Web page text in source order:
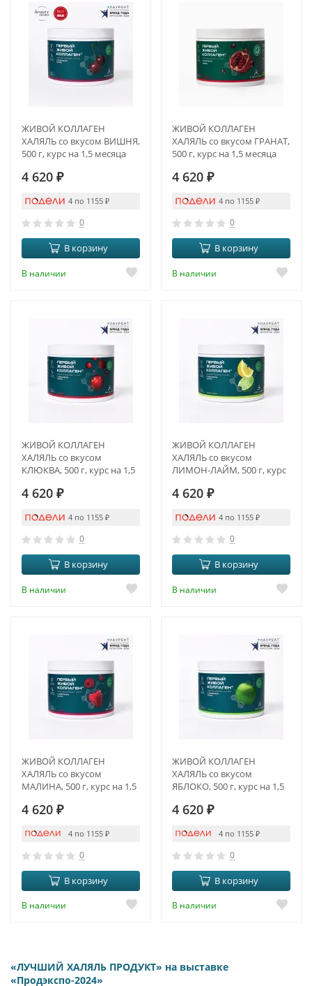
ЖИВОЙ КОЛЛАГЕН
ХАЛЯЛЬ со вкусом ВИШНЯ,
500 г, курс на 1,5 месяца
4 620 ₽
4 по 1155 ₽
0
В корзину
В наличии
ЖИВОЙ КОЛЛАГЕН
ХАЛЯЛЬ со вкусом ГРАНАТ,
500 г, курс на 1,5 месяца
4 620 ₽
4 по 1155 ₽
0
В корзину
В наличии
ЖИВОЙ КОЛЛАГЕН
ХАЛЯЛЬ со вкусом
КЛЮКВА, 500 г, курс на 1,5
4 620 ₽
4 по 1155 ₽
0
В корзину
В наличии
ЖИВОЙ КОЛЛАГЕН
ХАЛЯЛЬ со вкусом
ЛИМОН-ЛАЙМ, 500 г, курс
4 620 ₽
4 по 1155 ₽
0
В корзину
В наличии
ЖИВОЙ КОЛЛАГЕН
ХАЛЯЛЬ со вкусом
МАЛИНА, 500 г, курс на 1,5
4 620 ₽
4 по 1155 ₽
0
В корзину
В наличии
ЖИВОЙ КОЛЛАГЕН
ХАЛЯЛЬ со вкусом
ЯБЛОКО, 500 г, курс на 1,5
4 620 ₽
4 по 1155 ₽
0
В корзину
В наличии
«ЛУЧШИЙ ХАЛЯЛЬ ПРОДУКТ» на выставке
«Продэкспо-2024»